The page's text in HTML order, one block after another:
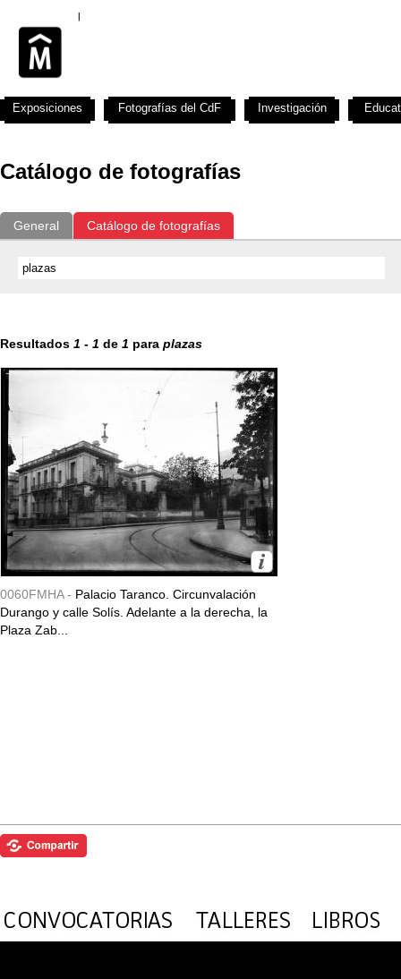
Catálogo de fotografías
General Catálogo de fotografías
Resultados 1 - 1 de 1 para plazas
0060FMHA - Palacio Taranco. Circunvalación
Durango y calle Solís. Adelante a la derecha, la
Plaza Zab...
Exposiciones Fotografías del CdF Investigación